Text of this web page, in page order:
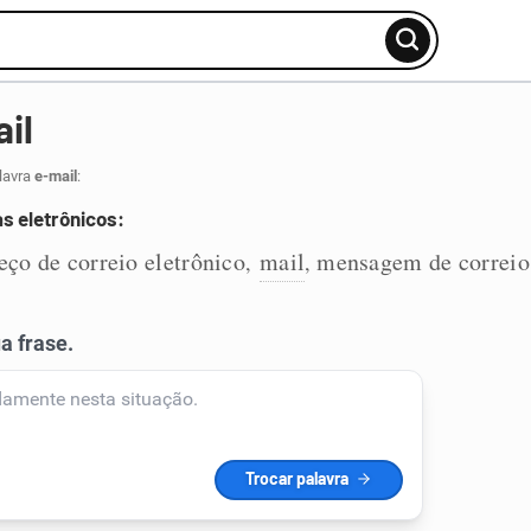
e-mail :
eletrônicos:
de correio eletrônico, mail,mensagem de